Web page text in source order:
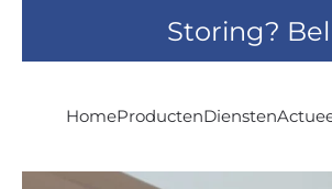
Storing? Bel
HomeProductenDiensten